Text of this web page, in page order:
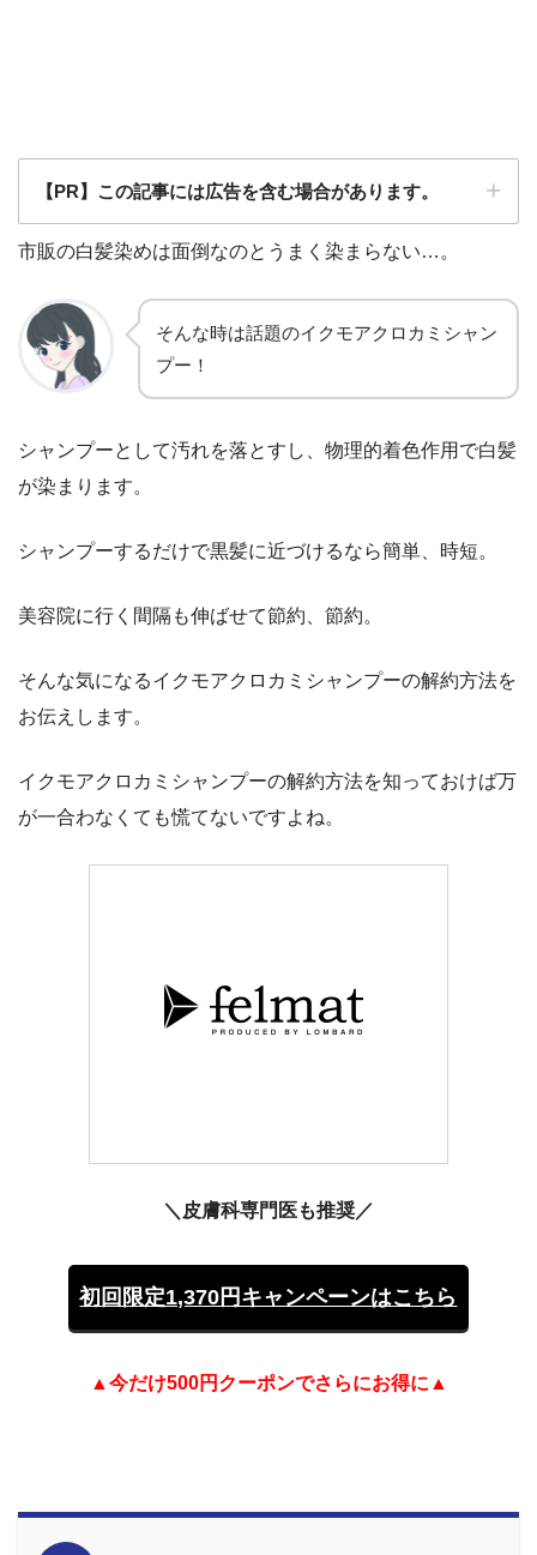
【PR】この記事には広告を含む場合があります。
市販の白髪染めは面倒なのとうまく染まらない…。
そんな時は話題のイクモアクロカミシャン
プー！
シャンプーとして汚れを落とすし、物理的着色作用で白髪
が染まります。
シャンプーするだけで黒髪に近づけるなら簡単、時短。
美容院に行く間隔も伸ばせて節約、節約。
そんな気になるイクモアクロカミシャンプーの解約方法を
お伝えします。
イクモアクロカミシャンプーの解約方法を知っておけば万
が一合わなくても慌てないですよね。
＼皮膚科専門医も推奨／
初回限定1,370円キャンペーンはこちら
▲今だけ500円クーポンでさらにお得に▲